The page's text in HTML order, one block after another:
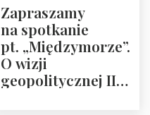
Zapraszamy
na spotkanie
pt. „Międzymorze”.
O wizji
geopolitycznej II